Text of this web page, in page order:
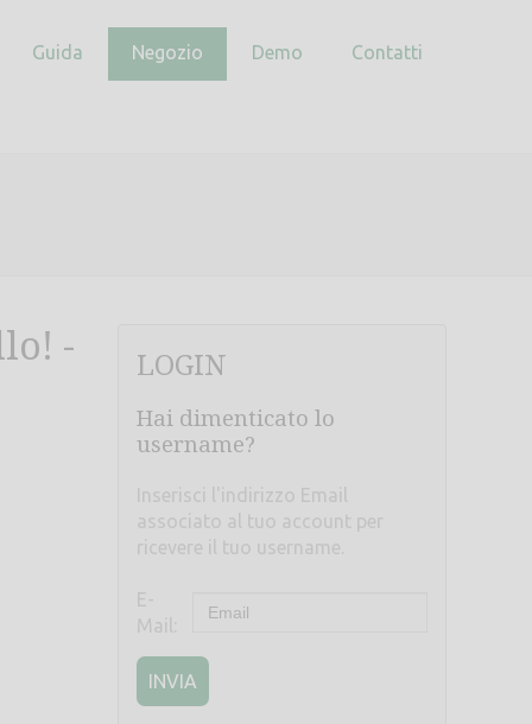
Guida Negozio Demo Contatti
- LOGIN
Hai dimenticato lo
username?
Inserisci l'indirizzo Email
associato al tuo account per
ricevere il tuo username.
E-
Mail:
INVIA